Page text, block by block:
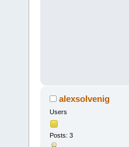
alexsolvenig
Users
Posts: 3